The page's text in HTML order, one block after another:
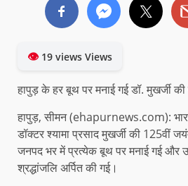
👁19 views Views
हापुड़ के हर बूथ पर मनाई गई डॉ. मुखर्जी
हापुड़, सीमन (ehapurnews.com):
डॉक्टर श्यामा प्रसाद मुखर्जी की 125वीं
जनपद भर में प्रत्येक बूथ पर मनाई गई और
श्रद्धांजलि अर्पित की गई।